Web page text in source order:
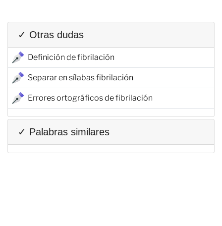
✓ Otras dudas
Definición de fibrilación
Separar en sílabas fibrilación
Errores ortográficos de fibrilación
✓ Palabras similares